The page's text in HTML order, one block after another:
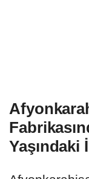
Yaşındaki